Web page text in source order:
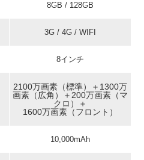
8GB / 128GB
3G / 4G / WIFI
8インチ
2100万画素（標準）＋1300万
画素（広角）＋200万画素（マ
クロ）＋
1600万画素（フロント）
10,000mAh